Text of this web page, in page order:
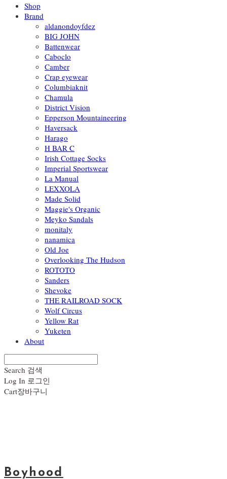
Shop
Brand
aldanondoyfdez
BIG JOHN
Battenwear
Caboclo
Camber
Crap eyewear
Columbiaknit
Chamula
District Vision
Epperson Mountaineering
Haversack
Harago
H BAR C
Irish Cottage Socks
Imperial Sportswear
La Manual
LEXXOLA
Made Solid
Maggie's Organic
Meyko Sandals
monitaly
nanamica
Old Joe
Overlooking The Hudson
ROTOTO
Sanders
Shevoke
THE RAILROAD SOCK
Wolf Circus
Yellow Rat
Yuketen
About
Search 검색
Log In 로그인
Cart장바구니
Boyhood